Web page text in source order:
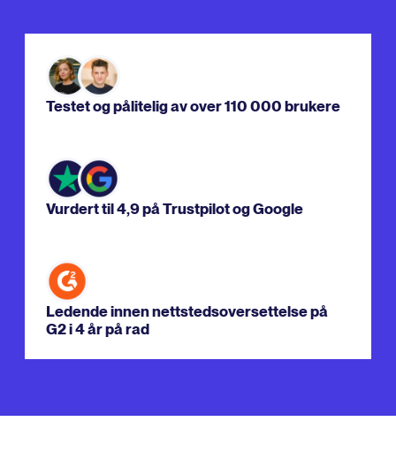
Testet og pålitelig av over 110 000 brukere
Vurdert til 4,9 på Trustpilot og Google
Ledende innen nettstedsoversettelse på
G2 i 4 år på rad